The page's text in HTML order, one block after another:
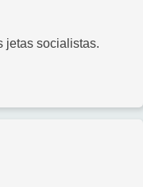
jetas socialistas.